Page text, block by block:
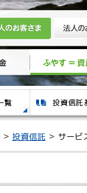
投資信託 サービ